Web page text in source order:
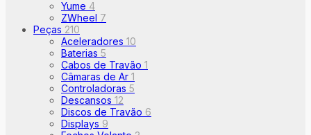
Yume 4
ZWheel 7
Peças 210
Aceleradores 10
Baterias 5
Cabos de Travão 1
Câmaras de Ar 1
Controladoras 5
Descansos 12
Discos de Travão 6
Displays 9